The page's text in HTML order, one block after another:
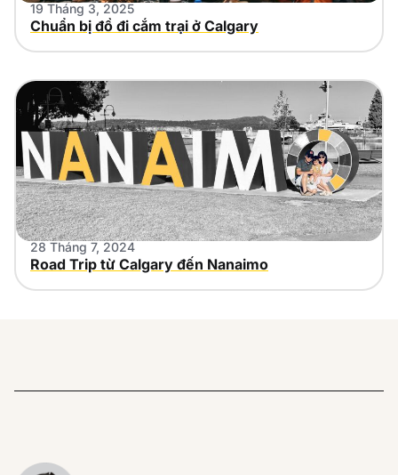
19 Tháng 3, 2025
Chuẩn bị đồ đi cắm trại ở Calgary
28 Tháng 7, 2024
Road Trip từ Calgary đến Nanaimo